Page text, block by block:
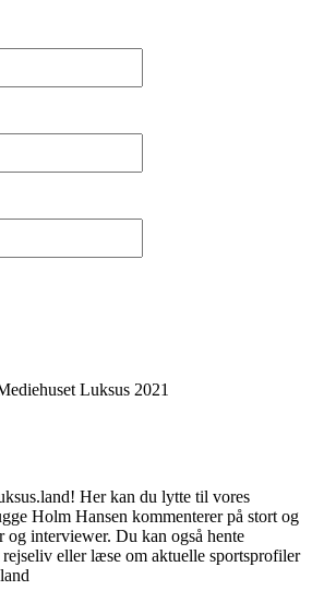
Luksus 2021
Her kan du lytte til vores
Holm Hansen kommenterer på stort og
og interviewer. Du kan også hente
eller læse om aktuelle sportsprofiler